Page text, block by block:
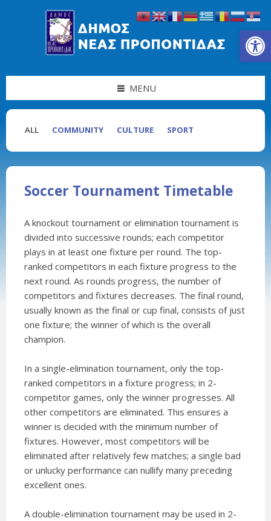
Ανοίξτε τη γραμμή εργαλείων
MENU
ALL COMMUNITY CULTURE SPORT
Soccer Tournament Timetable
A knockout tournament or elimination tournament is
divided into successive rounds; each competitor
plays in at least one fixture per round. The top-
ranked competitors in each fixture progress to the
next round. As rounds progress, the number of
competitors and fixtures decreases. The final round,
usually known as the final or cup final, consists of just
one fixture; the winner of which is the overall
champion.
In a single-elimination tournament, only the top-
ranked competitors in a fixture progress; in 2-
competitor games, only the winner progresses. All
other competitors are eliminated. This ensures a
winner is decided with the minimum number of
fixtures. However, most competitors will be
eliminated after relatively few matches; a single bad
or unlucky performance can nullify many preceding
excellent ones.
A double-elimination tournament may be used in 2-